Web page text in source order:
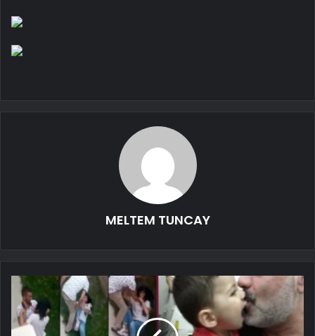
MELTEM TUNCAY